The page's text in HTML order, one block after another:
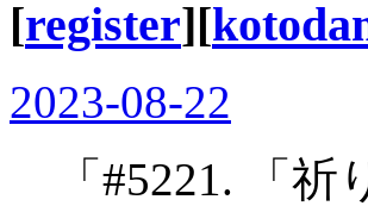
[register][
2023-08-22
「#5221. 「祈